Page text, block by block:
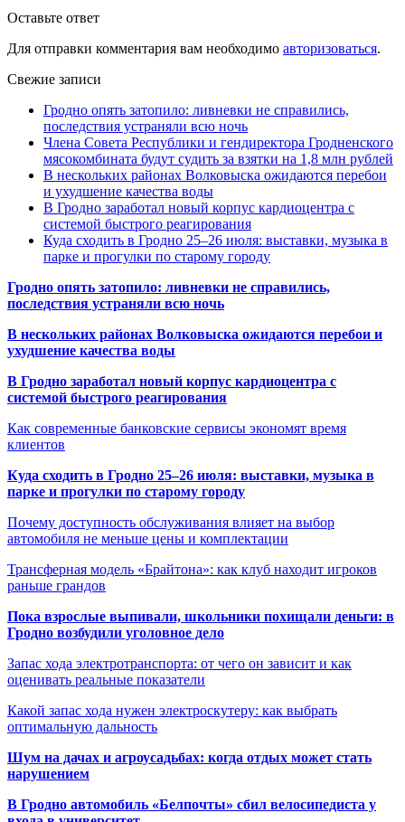
Оставьте ответ
Для отправки комментария вам необходимо авторизоваться.
Свежие записи
Гродно опять затопило: ливневки не справились,
последствия устраняли всю ночь
Члена Совета Республики и гендиректора Гродненского
мясокомбината будут судить за взятки на 1,8 млн рублей
В нескольких районах Волковыска ожидаются перебои
и ухудшение качества воды
В Гродно заработал новый корпус кардиоцентра с
системой быстрого реагирования
Куда сходить в Гродно 25–26 июля: выставки, музыка в
парке и прогулки по старому городу
Гродно опять затопило: ливневки не справились,
последствия устраняли всю ночь
В нескольких районах Волковыска ожидаются перебои и
ухудшение качества воды
В Гродно заработал новый корпус кардиоцентра с
системой быстрого реагирования
Как современные банковские сервисы экономят время
клиентов
Куда сходить в Гродно 25–26 июля: выставки, музыка в
парке и прогулки по старому городу
Почему доступность обслуживания влияет на выбор
автомобиля не меньше цены и комплектации
Трансферная модель «Брайтона»: как клуб находит игроков
раньше грандов
Пока взрослые выпивали, школьники похищали деньги: в
Гродно возбудили уголовное дело
Запас хода электротранспорта: от чего он зависит и как
оценивать реальные показатели
Какой запас хода нужен электроскутеру: как выбрать
оптимальную дальность
Шум на дачах и агроусадьбах: когда отдых может стать
нарушением
В Гродно автомобиль «Белпочты» сбил велосипедиста у